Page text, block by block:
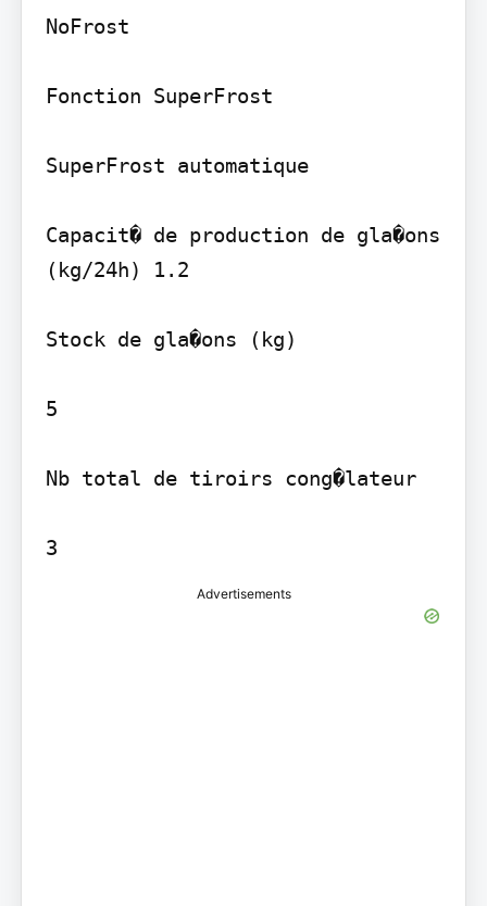
NoFrost
Fonction SuperFrost
SuperFrost automatique
Capacit� de production de gla�ons
(kg/24h) 1.2
Stock de gla�ons (kg)
5
Nb total de tiroirs cong�lateur
3
Advertisements